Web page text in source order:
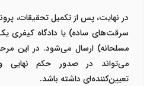
در نهایت، پس از تکمیل تحقیقات،
سرقت‌های ساده) یا دادگاه کیفری
مسلحانه) ارسال می‌شود. در این
می‌تواند در صدور حکم
تعیین‌کننده‌ای داشته باشد.